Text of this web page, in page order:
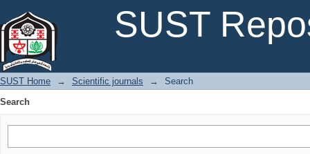
SUST
SUST Home → Scientific journals →
Search
Search